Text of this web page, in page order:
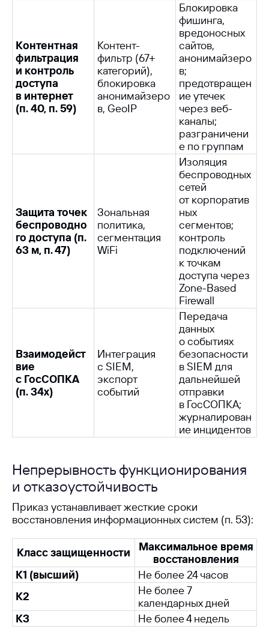
Контентная
фильтрация
и контроль
доступа
в интернет
(п. 40, п. 59)
Контент-
фильтр (67+
категорий),
блокировка
анонимайзеро
в, GeoIP
Блокировка
фишинга,
вредоносных
сайтов,
анонимайзеро
в;
предотвращен
ие утечек
через веб-
каналы;
разграничени
е по группам
Защита точек
беспроводно
го доступа (п.
63 м, п. 47)
Зональная
политика,
сегментация
WiFi
Изоляция
беспроводных
сетей
от корпоратив
ных
сегментов;
контроль
подключений
к точкам
доступа через
Zone-Based
Firewall
Взаимодейст
вие
с ГосСОПКА
(п. 34х)
Интеграция
с SIEM,
экспорт
событий
Передача
данных
о событиях
безопасности
в SIEM для
дальнейшей
отправки
в ГосСОПКА;
журналирован
ие инцидентов
Непрерывность функционирования
и отказоустойчивость
Приказ устанавливает жесткие сроки
восстановления информационных систем (п. 53):
Класс защищенности
Максимальное время
восстановления
К1 (высший)
Не более 24 часов
К2
Не более 7
календарных дней
К3
Не более 4 недель
Узнайте, как
аналогичную задачу
можно решить в вашей
компании